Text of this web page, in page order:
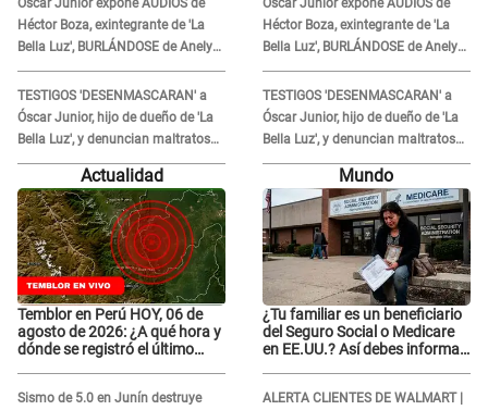
Óscar Junior expone AUDIOS de
Héctor Boza, exintegrante de 'La
Bella Luz', BURLÁNDOSE de Anely
Dávila tras acusarlo de maltrato:
"Grábame..."
TESTIGOS 'DESENMASCARAN' a
Óscar Junior, hijo de dueño de 'La
Bella Luz', y denuncian maltratos
en la orquesta: "Los humilla..."
Óscar Junior expone AUDIOS de
Héctor Boza, exintegrante de 'La
Bella Luz', BURLÁNDOSE de Anely
Dávila tras acusarlo de maltrato:
"Grábame..."
TESTIGOS 'DESENMASCARAN' a
Óscar Junior, hijo de dueño de 'La
Bella Luz', y denuncian maltratos
en la orquesta: "Los humilla..."
Actualidad
Temblor en Perú HOY, 06 de
agosto de 2026: ¿A qué hora y
dónde se registró el último
Sismo de 5.0 en Junín destruye
Mundo
¿Tu familiar es un beneficiario
del Seguro Social o Medicare
en EE.UU.? Así debes informar
ALERTA CLIENTES DE WALMART |